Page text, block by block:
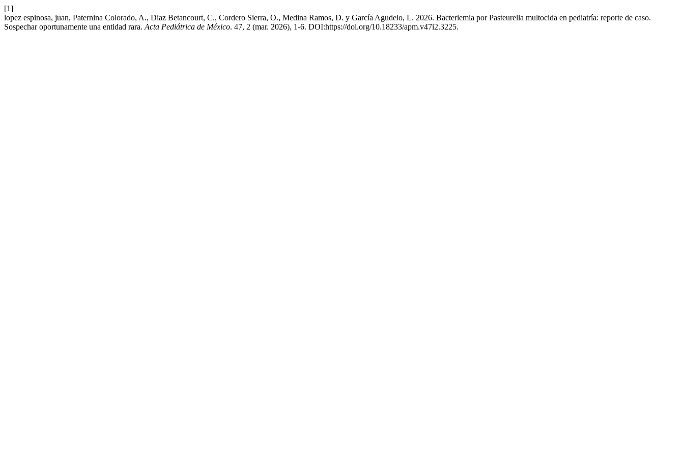
[1]
lopez espinosa, juan, Paternina Colorado, A., Diaz Betancourt, C., Cordero Sierra, O., Medina Ramos, D. y García Agudelo, L. 2026. Bacteriemia por Pasteurella multocida en pediatría: reporte de caso.
Sospechar oportunamente una entidad rara. Acta Pediátrica de México. 47, 2 (mar. 2026), 1-6. DOI:https://doi.org/10.18233/apm.v47i2.3225.